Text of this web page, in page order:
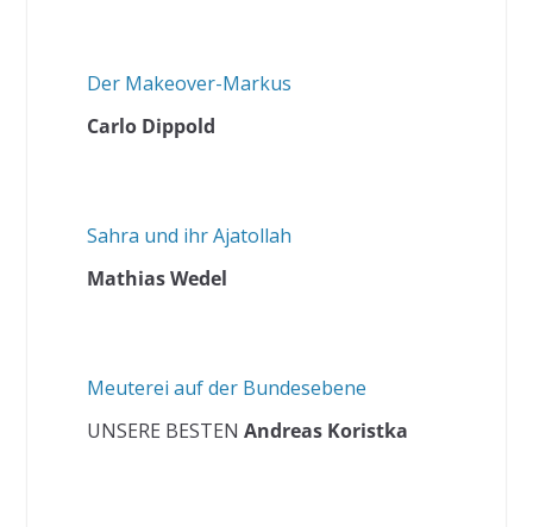
Der Makeover-Markus
Carlo Dippold
Sahra und ihr Ajatollah
Mathias Wedel
Meuterei auf der Bundesebene
UNSERE BESTEN Andreas Koristka